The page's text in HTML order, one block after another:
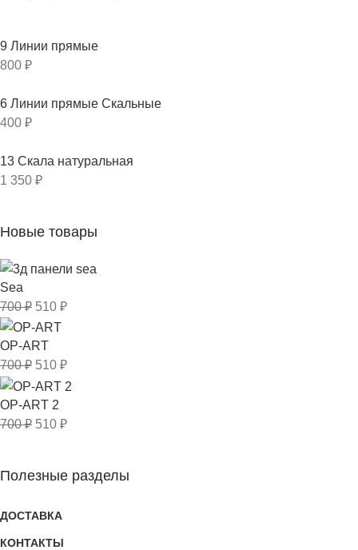
9 Линии прямые
800 ₽
6 Линии прямые Скальные
400 ₽
13 Скала натуральная
1 350 ₽
Новые товары
Sea
700₽ 510 ₽
OP-ART
700₽ 510 ₽
OP-ART 2
700₽ 510 ₽
Полезные разделы
ДОСТАВКА
КОНТАКТЫ